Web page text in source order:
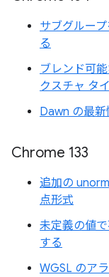
サブグルー
る
ブレンド可
クスチャ タ
Dawn の最新
Chrome 133
追加の
点形式
未定義の値
する
WGSL のア